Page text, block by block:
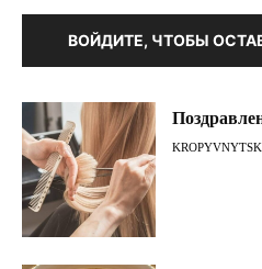
ВОЙДИТЕ, ЧТОБЫ